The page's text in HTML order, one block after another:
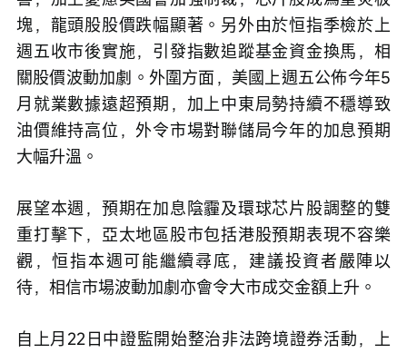
塊，龍頭股股價跌幅顯著。另外由於恒指季檢於上
週五收市後實施，引發指數追蹤基金資金換馬，相
關股價波動加劇。外圍方面，美國上週五公佈今年5
月就業數據遠超預期，加上中東局勢持續不穩導致
油價維持高位，外令市場對聯儲局今年的加息預期
大幅升溫。
展望本週，預期在加息陰霾及環球芯片股調整的雙
重打擊下，亞太地區股市包括港股預期表現不容樂
觀，恒指本週可能繼續尋底，建議投資者嚴陣以
待，相信市場波動加劇亦會令大市成交金額上升。
自上月22日中證監開始整治非法跨境證券活動，上